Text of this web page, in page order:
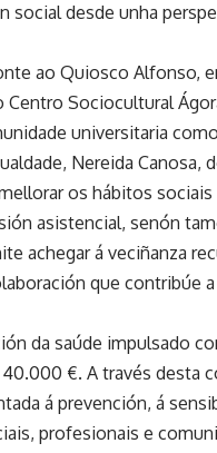
desde unha
ao Quiosco Alfonso,
Centro Sociocultural
universitaria
Nereida
os hábitos sociais
asistencial, senón
achegar á veciñanza
que contribúe
da saúde impulsado
€. A través desta
á prevención, á
profesionais e